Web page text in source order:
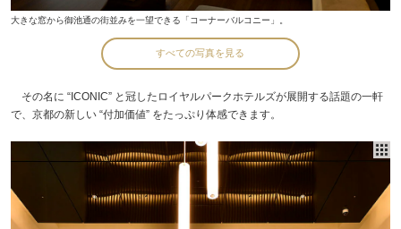
大きな窓から御池通の街並みを一望できる「コーナーバルコニー」。
すべての写真を見る
その名に “ICONIC” と冠したロイヤルパークホテルズが展開する話題の一軒
で、京都の新しい “付加価値” をたっぷり体感できます。